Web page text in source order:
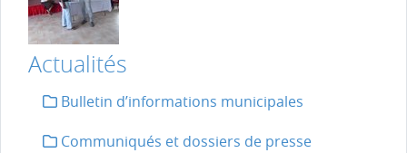
Actualités
Bulletin d’informations municipales
Communiqués et dossiers de presse